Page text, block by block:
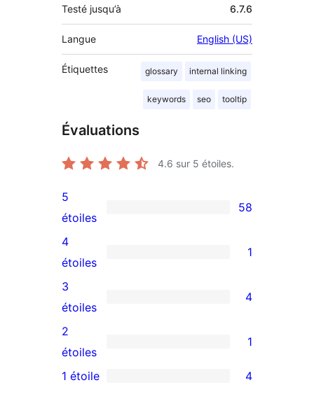
Testé jusqu’à 6.7.6
Langue English (US)
Étiquettes glossary internal linking
keywords seo tooltip
Évaluations
4.6 sur 5 étoiles.
58
avis
à
5
étoiles
5
étoiles
58
1
avis
à
4
étoile
4
étoiles
1
4
avis
à
3
3
étoiles
4
1
avis
2
étoiles
1
1 étoile 4